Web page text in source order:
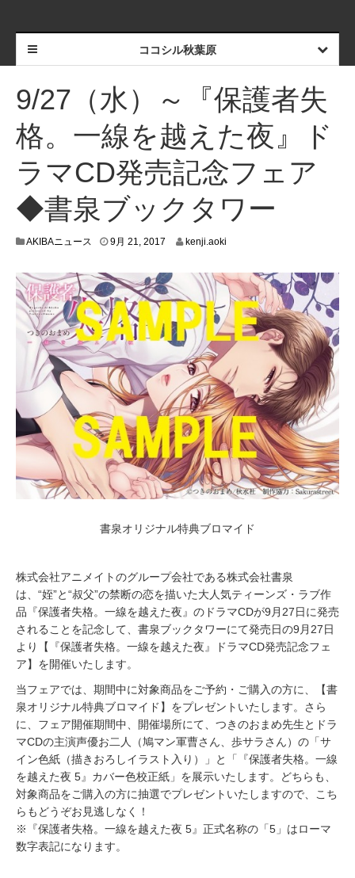
ココシル秋葉原
9/27（水）～『保護者失
格。一線を越えた夜』ド
ラマCD発売記念フェア
◆書泉ブックタワー
AKIBAニュース 9月 21, 2017
,
2
1
kenji.aoki
書泉オリジナル特典ブロマイド
株式会社アニメイトのグループ会社である株式会社書泉
は、“姪”と“叔父”の禁断の恋を描いた大人気ティーンズ・ラブ作
品『保護者失格。一線を越えた夜』のドラマCDが9月27日に発売
されることを記念して、書泉ブックタワーにて発売日の9月27日
より【『保護者失格。一線を越えた夜』ドラマCD発売記念フェ
ア】を開催いたします。
当フェアでは、期間中に対象商品をご予約・ご購入の方に、【書
泉オリジナル特典ブロマイド】をプレゼントいたします。さら
に、フェア開催期間中、開催場所にて、つきのおまめ先生とドラ
マCDの主演声優お二人（鳩マン軍曹さん、歩サラさん）の「サ
イン色紙（描きおろしイラスト入り）」と「『保護者失格。一線
を越えた夜 5』カバー色校正紙」を展示いたします。どちらも、
対象商品をご購入の方に抽選でプレゼントいたしますので、こち
らもどうぞお見逃しなく！
※『保護者失格。一線を越えた夜 5』正式名称の「5」はローマ
数字表記になります。